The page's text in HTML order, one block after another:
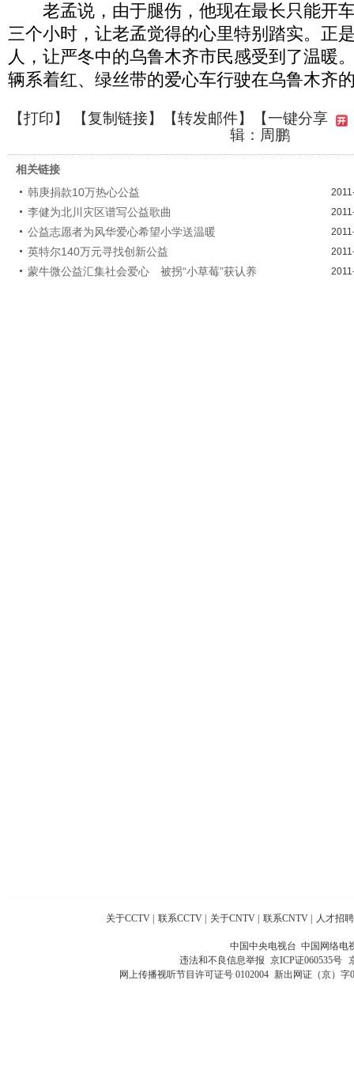
老孟说，由于腿伤，他现在最长只能开
三个小时，让老孟觉得的心里特别踏实。正
人，让严冬中的乌鲁木齐市民感受到了温暖
辆系着红、绿丝带的爱心车行驶在乌鲁木齐
【打印】 【复制链接】【转发邮件】
【一键分享
辑：周鹏
相关链接
韩庚捐款10万热心公益
李健为北川灾区谱写公益歌曲
公益志愿者为风华爱心希望小学送温暖
英特尔140万元寻找创新公益
蒙牛微公益汇集社会爱心 被拐“小草莓”获认养
关于CCTV 联系CCTV 关于CNTV 联系CNTV 人才招聘
中国中央电视台 中国网络电
违法和不良信息举报 京ICP证060535号
网上传播视听节目许可证号 0102004 新出网证（京）